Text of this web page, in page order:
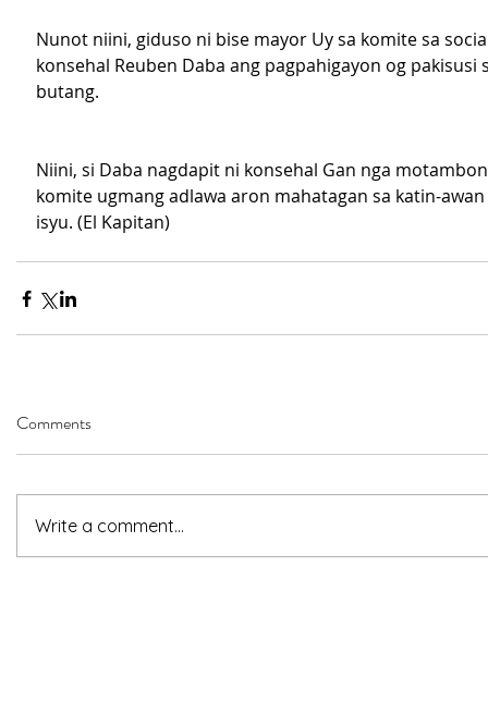
Nunot niini, giduso ni bise mayor Uy sa komite sa
konsehal Reuben Daba ang pagpahigayon og pakisusi
butang.
Niini, si Daba nagdapit ni konsehal Gan nga
komite ugmang adlawa aron mahatagan sa katin-
isyu. (El Kapitan)
Comments
Write a comment...